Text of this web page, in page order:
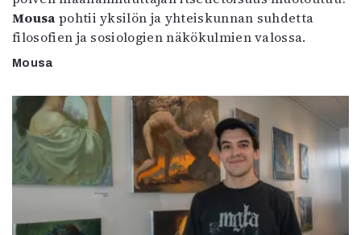
Mousa pohtii yksilön ja yhteiskunnan suhdetta
filosofien ja sosiologien näkökulmien valossa.
Mousa